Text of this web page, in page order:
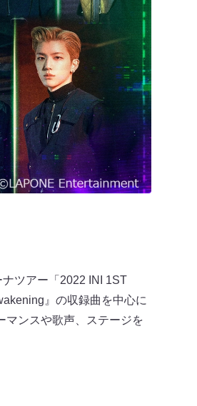
ツアー「2022 INI 1ST
』の収録曲を中心に
マンスや歌声、ステージを